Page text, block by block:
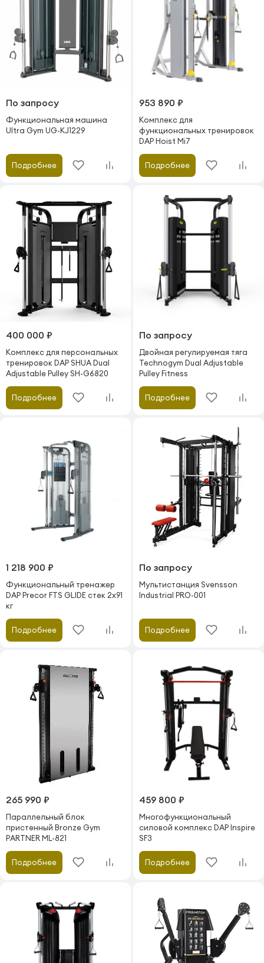
По запросу
Функциональная машина
Ultra Gym UG-KJ1229
Подробнее
953 890 ₽
Комплекс для
функциональных тренировок
DAP Hoist Mi7
Подробнее
400 000 ₽
Комплекс для персональных
тренировок DAP SHUA Dual
Adjustable Pulley SH-G6820
Подробнее
По запросу
Двойная регулируемая тяга
Technogym Dual Adjustable
Pulley Fitness
Подробнее
1 218 900 ₽
Функциональный тренажер
DAP Precor FTS GLIDE стек 2х91
кг
Подробнее
По запросу
Мультистанция Svensson
Industrial PRO-001
Подробнее
265 990 ₽
Параллельный блок
пристенный Bronze Gym
PARTNER ML-821
Подробнее
459 800 ₽
Многофункциональный
силовой комплекс DAP Inspire
SF3
Подробнее